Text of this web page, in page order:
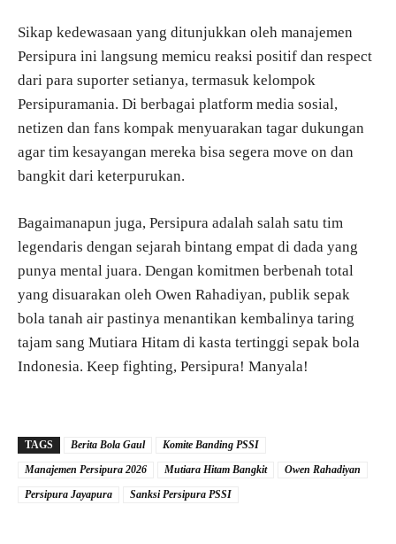
Sikap kedewasaan yang ditunjukkan oleh manajemen
Persipura ini langsung memicu reaksi positif dan respect
dari para suporter setianya, termasuk kelompok
Persipuramania. Di berbagai platform media sosial,
netizen dan fans kompak menyuarakan tagar dukungan
agar tim kesayangan mereka bisa segera move on dan
bangkit dari keterpurukan.
Bagaimanapun juga, Persipura adalah salah satu tim
legendaris dengan sejarah bintang empat di dada yang
punya mental juara. Dengan komitmen berbenah total
yang disuarakan oleh Owen Rahadiyan, publik sepak
bola tanah air pastinya menantikan kembalinya taring
tajam sang Mutiara Hitam di kasta tertinggi sepak bola
Indonesia. Keep fighting, Persipura! Manyala!
TAGS Berita Bola Gaul
Komite Banding PSSI
Manajemen Persipura 2026
Mutiara Hitam Bangkit
Owen Rahadiyan
Persipura Jayapura
Sanksi Persipura PSSI